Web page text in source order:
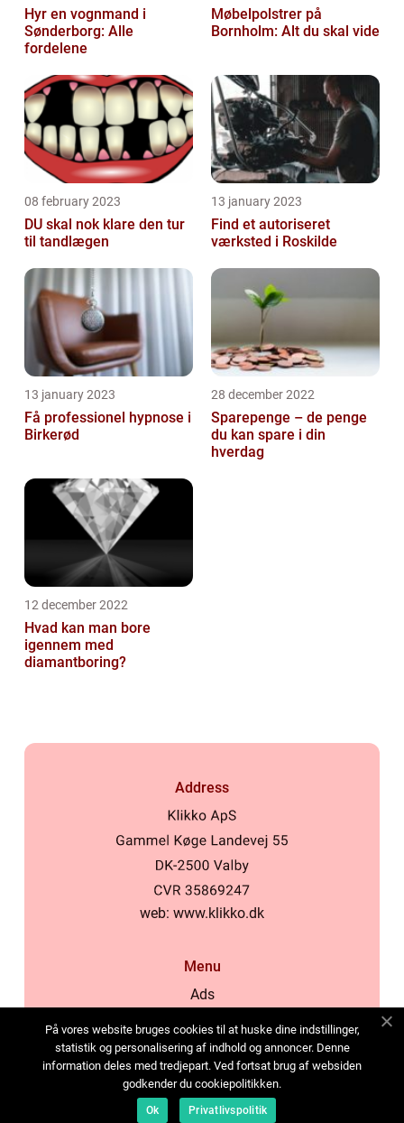
Hyr en vognmand i
Sønderborg: Alle
fordelene
Møbelpolstrer på
Bornholm: Alt du skal vide
08 february 2023
DU skal nok klare den tur
til tandlægen
13 january 2023
Find et autoriseret
værksted i Roskilde
13 january 2023
Få professionel hypnose i
Birkerød
28 december 2022
Sparepenge – de penge
du kan spare i din
hverdag
12 december 2022
Hvad kan man bore
igennem med
diamantboring?
Address
web: www.klikko.dk
Menu
Ads
Cookies
Contact
Sitemap
På vores website bruges cookies til at huske dine indstillinger,
statistik og personalisering af indhold og annoncer. Denne
information deles med tredjepart. Ved fortsat brug af websiden
godkender du cookiepolitikken.
Ok Privatlivspolitik